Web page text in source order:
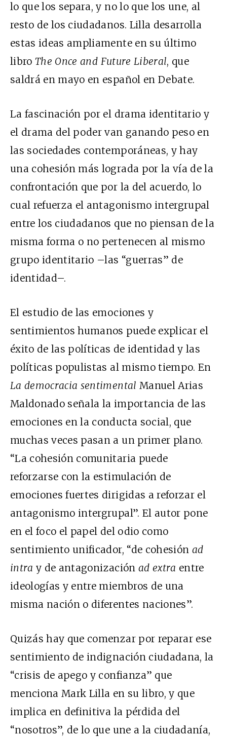
lo que los separa, y no lo que los une, al
resto de los ciudadanos. Lilla desarrolla
estas ideas ampliamente en su último
libro The Once and Future Liberal, que
saldrá en mayo en español en Debate.
La fascinación por el drama identitario y
el drama del poder van ganando peso en
las sociedades contemporáneas, y hay
una cohesión más lograda por la vía de la
confrontación que por la del acuerdo, lo
cual refuerza el antagonismo intergrupal
entre los ciudadanos que no piensan de la
misma forma o no pertenecen al mismo
grupo identitario –las “guerras” de
identidad–.
El estudio de las emociones y
sentimientos humanos puede explicar el
éxito de las políticas de identidad y las
políticas populistas al mismo tiempo. En
La democracia sentimental Manuel Arias
Maldonado señala la importancia de las
emociones en la conducta social, que
muchas veces pasan a un primer plano.
“La cohesión comunitaria puede
reforzarse con la estimulación de
emociones fuertes dirigidas a reforzar el
antagonismo intergrupal”. El autor pone
en el foco el papel del odio como
sentimiento unificador, “de cohesión ad
intray de antagonización ad extra entre
ideologías y entre miembros de una
misma nación o diferentes naciones”.
Quizás hay que comenzar por reparar ese
sentimiento de indignación ciudadana, la
“crisis de apego y confianza” que
menciona Mark Lilla en su libro, y que
implica en definitiva la pérdida del
“nosotros”, de lo que une a la ciudadanía,